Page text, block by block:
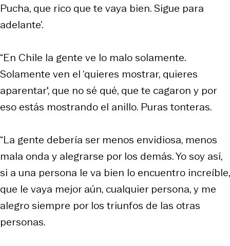
Pucha, que rico que te vaya bien. Sigue para
adelante’.
“En Chile la gente ve lo malo solamente.
Solamente ven el ‘quieres mostrar, quieres
aparentar', que no sé qué, que te cagaron y por
eso estás mostrando el anillo. Puras tonteras.
“La gente debería ser menos envidiosa, menos
mala onda y alegrarse por los demás. Yo soy así,
si a una persona le va bien lo encuentro increíble,
que le vaya mejor aún, cualquier persona, y me
alegro siempre por los triunfos de las otras
personas.